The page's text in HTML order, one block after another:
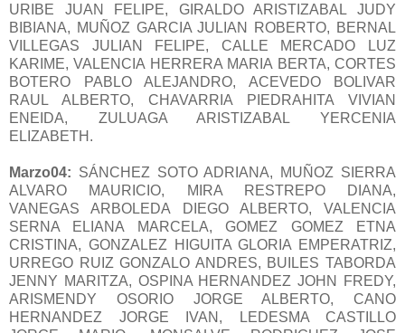
URIBE JUAN FELIPE, GIRALDO ARISTIZABAL JUDY
BIBIANA, MUÑOZ GARCIA JULIAN ROBERTO, BERNAL
VILLEGAS JULIAN FELIPE, CALLE MERCADO LUZ
KARIME, VALENCIA HERRERA MARIA BERTA, CORTES
BOTERO PABLO ALEJANDRO, ACEVEDO BOLIVAR
RAUL ALBERTO, CHAVARRIA PIEDRAHITA VIVIAN
ENEIDA, ZULUAGA ARISTIZABAL YERCENIA
ELIZABETH.
Marzo04: SÁNCHEZ SOTO ADRIANA, MUÑOZ SIERRA
ALVARO MAURICIO, MIRA RESTREPO DIANA,
VANEGAS ARBOLEDA DIEGO ALBERTO, VALENCIA
SERNA ELIANA MARCELA, GOMEZ GOMEZ ETNA
CRISTINA, GONZALEZ HIGUITA GLORIA EMPERATRIZ,
URREGO RUIZ GONZALO ANDRES, BUILES TABORDA
JENNY MARITZA, OSPINA HERNANDEZ JOHN FREDY,
ARISMENDY OSORIO JORGE ALBERTO, CANO
HERNANDEZ JORGE IVAN, LEDESMA CASTILLO